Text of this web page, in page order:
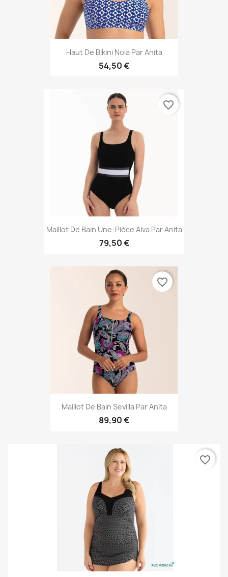
Haut De Bikini Nola Par Anita
54,50 €
Maillot De Bain Une-Pièce Alva Par Anita
79,50 €
favorite_border
Maillot De Bain Sevilla Par Anita
89,90 €
favorite_border
favorite_border